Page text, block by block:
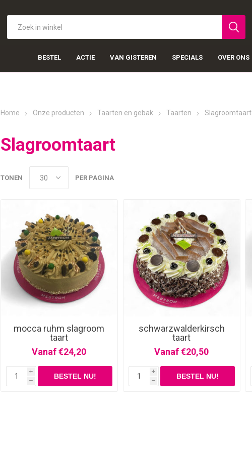
BESTEL ACTIE VAN GISTEREN SPECIALS OVER ONS
Home Onze producten Taarten en gebak Taarten Slagroomtaart
Slagroomtaart
TONEN PER PAGINA
mocca ruhm slagroom
taart
Vanaf €24,20
i
h
schwarzwalderkirsch
taart
Vanaf €20,50
i
h